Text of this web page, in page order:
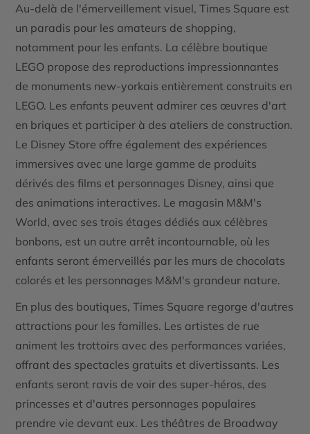
Au-delà de l'émerveillement visuel, Times Square est
un paradis pour les amateurs de shopping,
notamment pour les enfants. La célèbre boutique
LEGO propose des reproductions impressionnantes
de monuments new-yorkais entièrement construits en
LEGO. Les enfants peuvent admirer ces œuvres d'art
en briques et participer à des ateliers de construction.
Le Disney Store offre également des expériences
immersives avec une large gamme de produits
dérivés des films et personnages Disney, ainsi que
des animations interactives. Le magasin M&M's
World, avec ses trois étages dédiés aux célèbres
bonbons, est un autre arrêt incontournable, où les
enfants seront émerveillés par les murs de chocolats
colorés et les personnages M&M's grandeur nature.
En plus des boutiques, Times Square regorge d'autres
attractions pour les familles. Les artistes de rue
animent les trottoirs avec des performances variées,
offrant des spectacles gratuits et divertissants. Les
enfants seront ravis de voir des super-héros, des
princesses et d'autres personnages populaires
prendre vie devant eux. Les théâtres de Broadway